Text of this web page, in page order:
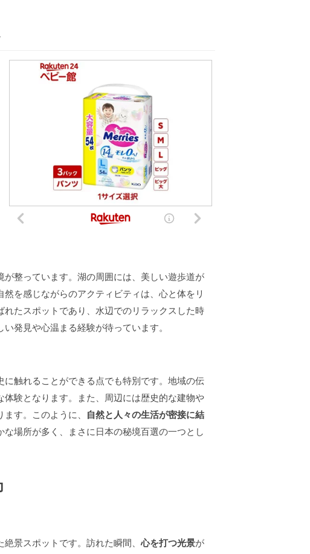
整っています。湖の周囲には、美しい遊歩道が
を感じながらのアクティビティは、心と体をリ
たスポットであり、水辺でのリラックスした時
発見や心温まる経験が待っています。
触れることができる点でも特別です。地域の伝
験となります。また、周辺には歴史的な建物や
す。このように、
自然と人々の生活が密接に結
場所が多く、まさに日本の秘境百選の一つとし
景スポットです。訪れた瞬間、心を打つ光景が